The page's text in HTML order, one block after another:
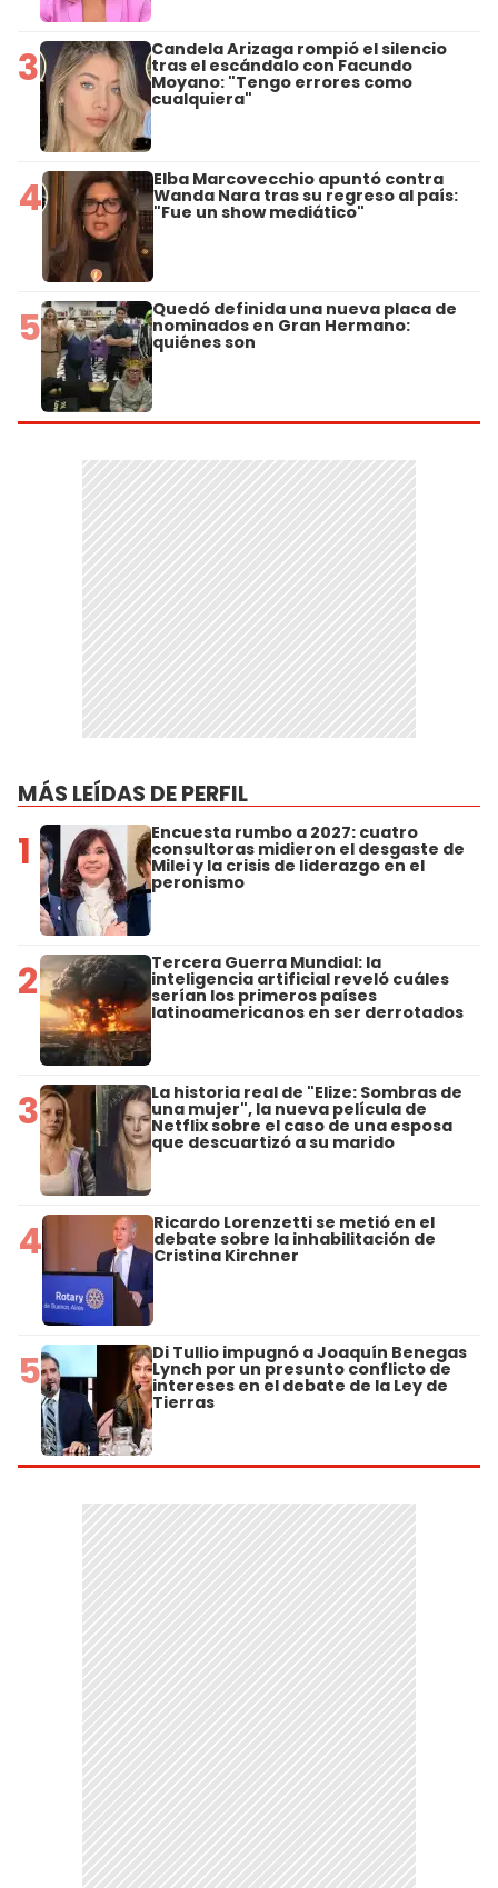
3 Candela Arizaga rompió el silencio
tras el escándalo con Facundo
Moyano: "Tengo errores como
cualquiera"
4 Elba Marcovecchio apuntó contra
Wanda Nara tras su regreso al país:
"Fue un show mediático"
5 Quedó definida una nueva placa de
nominados en Gran Hermano:
quiénes son
MÁS LEÍDAS DE PERFIL
1 Encuesta rumbo a 2027: cuatro
consultoras midieron el desgaste de
Milei y la crisis de liderazgo en el
peronismo
2 Tercera Guerra Mundial: la
inteligencia artificial reveló cuáles
serían los primeros países
latinoamericanos en ser derrotados
3 La historia real de "Elize: Sombras de
una mujer", la nueva película de
Netflix sobre el caso de una esposa
que descuartizó a su marido
4 Ricardo Lorenzetti se metió en el
debate sobre la inhabilitación de
Cristina Kirchner
5 Di Tullio impugnó a Joaquín Benegas
Lynch por un presunto conflicto de
intereses en el debate de la Ley de
Tierras